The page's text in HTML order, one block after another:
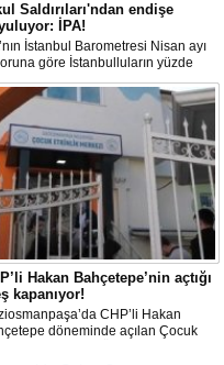
Saldırıları'ndan endişe
İPA!
İstanbul Barometresi Nisan ayı
göre İstanbulluların yüzde
okullarda yaşanan olaylardan
'Çok endişeli' olduğunu
katılımcılar şiddetin
arasında en çok aile içi
eksikliğine dikkat çekti.
Hakan Bahçetepe’nin açtığı
kapanıyor!
CHP’li Hakan
döneminde açılan Çocuk